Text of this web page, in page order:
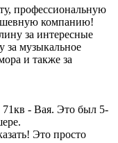
профессиональную
компанию!
за интересные
за музыкальное
и также за
- Вая. Это был 5-
Это просто